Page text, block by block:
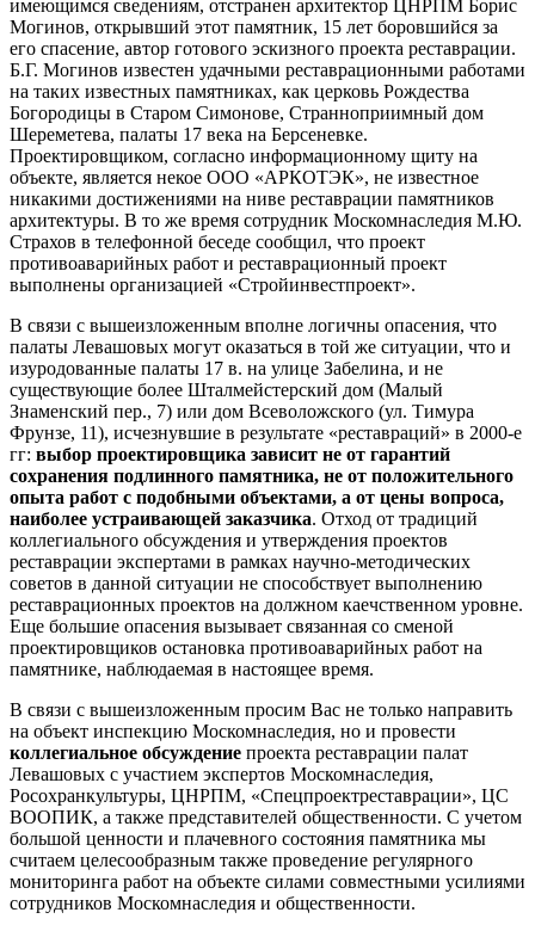
имеющимся сведениям, отстранен архитектор ЦНРПМ Борис
Могинов, открывший этот памятник, 15 лет боровшийся за
его спасение, автор готового эскизного проекта реставрации.
Б.Г. Могинов известен удачными реставрационными работами
на таких известных памятниках, как церковь Рождества
Богородицы в Старом Симонове, Странноприимный дом
Шереметева, палаты 17 века на Берсеневке.
Проектировщиком, согласно информационному щиту на
объекте, является некое ООО «АРКОТЭК», не известное
никакими достижениями на ниве реставрации памятников
архитектуры. В то же время сотрудник Москомнаследия М.Ю.
Страхов в телефонной беседе сообщил, что проект
противоаварийных работ и реставрационный проект
выполнены организацией «Стройинвестпроект».
В связи с вышеизложенным вполне логичны опасения, что
палаты Левашовых могут оказаться в той же ситуации, что и
изуродованные палаты 17 в. на улице Забелина, и не
существующие более Шталмейстерский дом (Малый
Знаменский пер., 7) или дом Всеволожского (ул. Тимура
Фрунзе, 11), исчезнувшие в результате «реставраций» в 2000-е
гг: выбор проектировщика зависит не от гарантий
сохранения подлинного памятника, не от положительного
опыта работ с подобными объектами, а от цены вопроса,
наиболее устраивающей заказчика. Отход от традиций
коллегиального обсуждения и утверждения проектов
реставрации экспертами в рамках научно-методических
советов в данной ситуации не способствует выполнению
реставрационных проектов на должном каечственном уровне.
Еще большие опасения вызывает связанная со сменой
проектировщиков остановка противоаварийных работ на
памятнике, наблюдаемая в настоящее время.
В связи с вышеизложенным просим Вас не только направить
на объект инспекцию Москомнаследия, но и провести
коллегиальное обсуждение проекта реставрации палат
Левашовых с участием экспертов Москомнаследия,
Росохранкультуры, ЦНРПМ, «Спецпроектреставрации», ЦС
ВООПИК, а также представителей общественности. С учетом
большой ценности и плачевного состояния памятника мы
считаем целесообразным также проведение регулярного
мониторинга работ на объекте силами совместными усилиями
сотрудников Москомнаследия и общественности.